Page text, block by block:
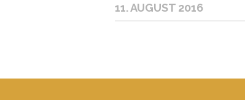
11. AUGUST 2016